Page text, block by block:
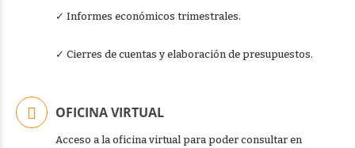
✓ Informes económicos trimestrales.
✓ Cierres de cuentas y elaboración de presupuestos.
OFICINA VIRTUAL
Acceso a la oficina virtual para poder consultar en